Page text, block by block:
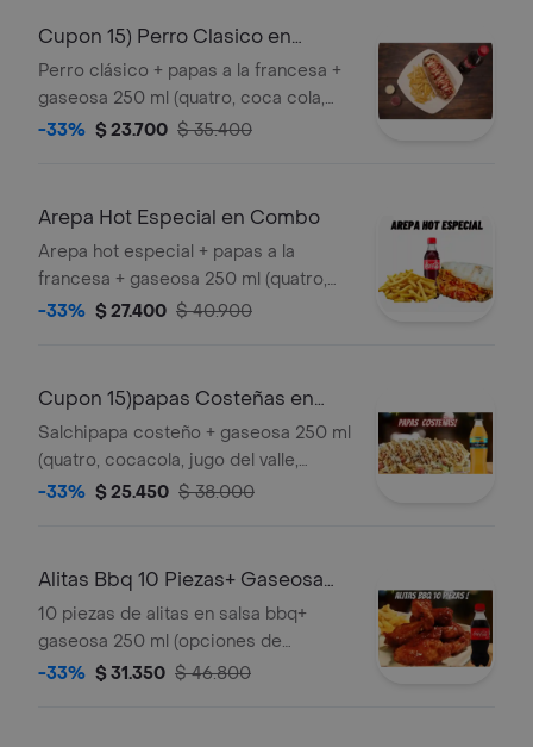
Cupon 15) Perro Clasico en
Combo
Perro clásico + papas a la francesa +
gaseosa 250 ml (quatro, coca cola,
kola roman, coca cola sin azúcar)
-33% $ 23.700 $ 35.400
Arepa Hot Especial en Combo
Arepa hot especial + papas a la
francesa + gaseosa 250 ml (quatro,
coca cola, kola roman, coca cola sin
-33% $ 27.400 $ 40.900
Cupon 15)papas Costeñas en
Combo
Salchipapa costeño + gaseosa 250 ml
(quatro, cocacola, jugo del valle,
quatro y kola roman).
-33% $ 25.450 $ 38.000
Alitas Bbq 10 Piezas+ Gaseosa
250 ml
10 piezas de alitas en salsa bbq+
gaseosa 250 ml (opciones de
bebidas, quatro, cocacola, kola roman,
-33% $ 31.350 $ 46.800